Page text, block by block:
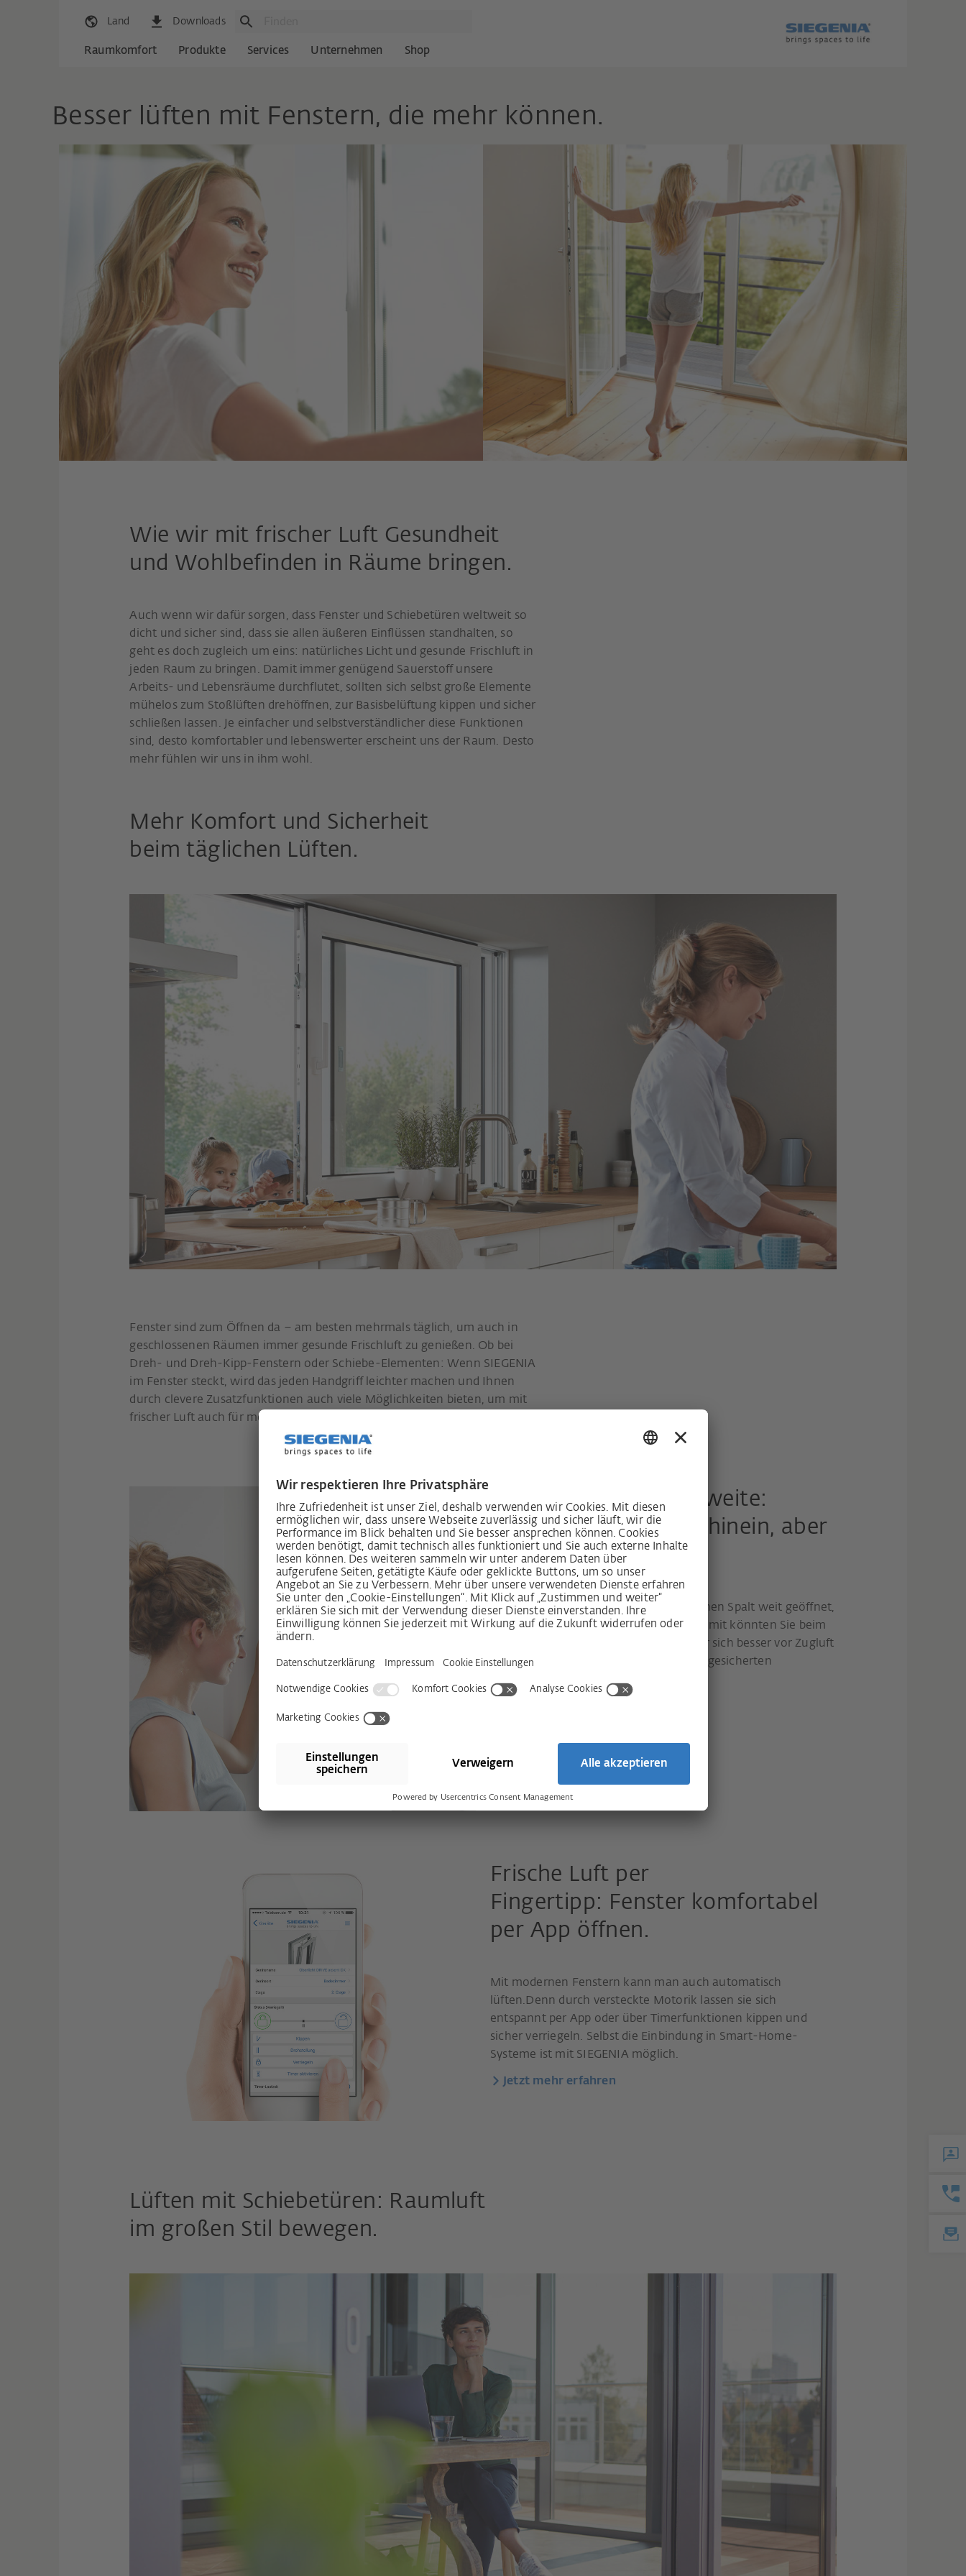
Land Downloads
Raumkomfort Produkte Services Unternehmen Shop
Besser lüften mit Fenstern, die mehr können.
Wie wir mit frischer Luft Gesundheit
und Wohlbefinden in Räume bringen.
Auch wenn wir dafür sorgen, dass Fenster und Schiebetüren weltweit so
dicht und sicher sind, dass sie allen äußeren Einflüssen standhalten, so
geht es doch zugleich um eins: natürliches Licht und gesunde Frischluft in
jeden Raum zu bringen. Damit immer genügend Sauerstoff unsere
Arbeits- und Lebensräume durchflutet, sollten sich selbst große Elemente
mühelos zum Stoßlüften drehöffnen, zur Basisbelüftung kippen und sicher
schließen lassen. Je einfacher und selbstverständlicher diese Funktionen
sind, desto komfortabler und lebenswerter erscheint uns der Raum. Desto
mehr fühlen wir uns in ihm wohl.
Mehr Komfort und Sicherheit
beim täglichen Lüften.
Fenster sind zum Öffnen da – am besten mehrmals täglich, um auch in
geschlossenen Räumen immer gesunde Frischluft zu genießen. Ob bei
Dreh- und Dreh-Kipp-Fenstern oder Schiebe-Elementen: Wenn SIEGENIA
im Fenster steckt, wird das jeden Handgriff leichter machen und Ihnen
durch clevere Zusatzfunktionen auch viele Möglichkeiten bieten, um mit
frischer Luft auch für mehr Raumkomfort zu sorgen.
Die sichere Öffnungsweite:
lässt stetig Frischluft hinein, aber
Einbrecher draußen.
Wie wäre es mit einem Fenster, dass einen Spalt weit geöffnet,
aber gleichzeitig sicher verriegelt ist? Damit könnten Sie beim
Lüften beruhigt das Haus verlassen oder sich besser vor Zugluft
und Schlagregen schützen. Mit unserer gesicherten
Frische Luft per
Fingertipp: Fenster komfortabel
per App öffnen.
Mit modernen Fenstern kann man auch automatisch
lüften.Denn durch versteckte Motorik lassen sie sich
entspannt per App oder über Timerfunktionen kippen und
sicher verriegeln. Selbst die Einbindung in Smart-Home-
Systeme ist mit SIEGENIA möglich.
Jetzt mehr erfahren
Lüften mit Schiebetüren: Raumluft
im großen Stil bewegen.